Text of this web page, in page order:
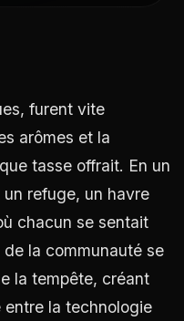
furent vite
arômes et la
tasse offrait. En un
refuge, un havre
chacun se sentait
la communauté se
la tempête, créant
entre la technologie